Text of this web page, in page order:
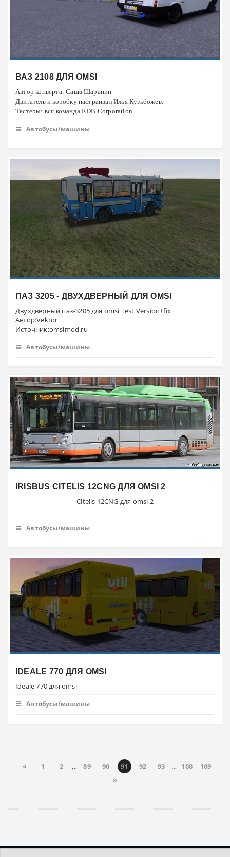
ВАЗ 2108 ДЛЯ OMSI
Автор конверта: Саша Шарапин
Двигатель и коробку настраивал Илья Кузьбожев.
Тестеры: вся команда RDB Corporation.
Автобусы/машины
ПАЗ 3205 - ДВУХДВЕРНЫЙ ДЛЯ OMSI
Двухдверный паз-3205 для omsi Test Version+fix
Автор:Vektor
Источник:omsimod.ru
Автобусы/машины
IRISBUS CITELIS 12CNG ДЛЯ OMSI 2
Citelis 12CNG для omsi 2
Автобусы/машины
IDEALE 770 ДЛЯ OMSI
Ideale 770 для omsi
Автобусы/машины
« 1 2 … 89 90 91 92 93 … 108
109
»